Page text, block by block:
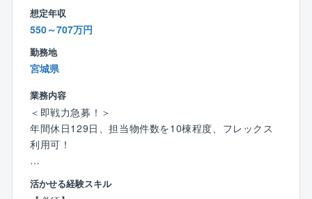
完全週休2日制で原則は土曜、日曜、祝日がお休みで
す。
もありますが、平日に振替休日を取得して頂きます。
またコールセンターが1次対応を行っているため、休日
対応が発生しにくい環境となっています。
※平均残業時間20時間～30時間
※休日出勤は基本少なめですが、対応いただいた場合は
振替休日を取得いただきます。
【事業基盤】
想定年収
550～707万円
勤務地
宮城県
業務内容
＜即戦力急募！＞
年間休日129日、担当物件数を10棟程度、フレックス
利用可！
宮城県仙台市勤務にて、同社が管理する分譲マンショ
ン管理組合の窓口（フロント営業担当）として、マン
活かせる経験スキル